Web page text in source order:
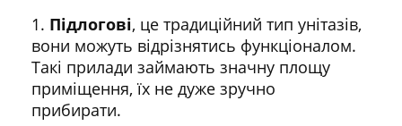
Підлогові, це традиційний тип унітазів,
вони можуть відрізнятись функціоналом.
Такі прилади займають значну площу
приміщення, їх не дуже зручно
прибирати.